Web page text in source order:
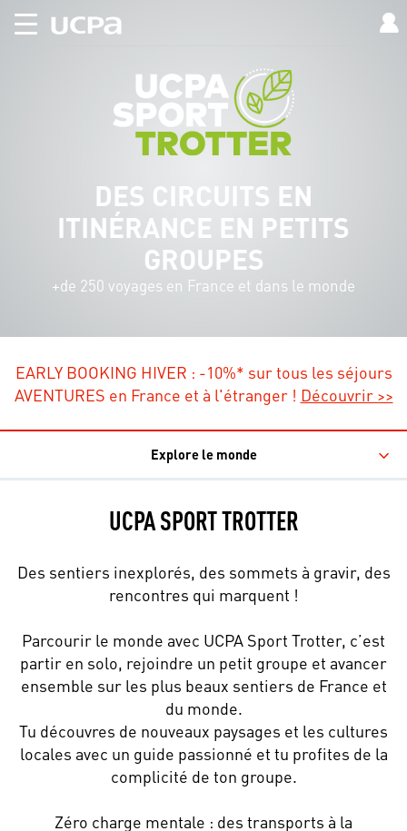
DES CIRCUITS EN
ITINÉRANCE EN PETITS
GROUPES
+de 250 voyages en France et dans le monde
EARLY BOOKING HIVER : -10%* sur tous les séjours
AVENTURES en France et à l'étranger ! Découvrir >>
Explore le monde
UCPA SPORT TROTTER
Des sentiers inexplorés, des sommets à gravir, des
rencontres qui marquent !
Parcourir le monde avec UCPA Sport Trotter, c’est
partir en solo, rejoindre un petit groupe et avancer
ensemble sur les plus beaux sentiers de France et
du monde.
Tu découvres de nouveaux paysages et les cultures
locales avec un guide passionné et tu profites de la
complicité de ton groupe.
Zéro charge mentale : des transports à la